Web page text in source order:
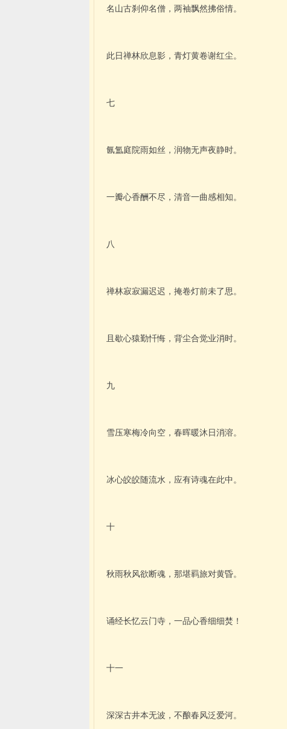
名山古刹仰名僧，两袖飘然拂俗情。
此日禅林欣息影，青灯黄卷谢红尘。
七
氤氲庭院雨如丝，润物无声夜静时。
一瓣心香酬不尽，清音一曲感相知。
八
禅林寂寂漏迟迟，掩卷灯前未了思。
且歇心猿勤忏悔，背尘合觉业消时。
九
雪压寒梅冷向空，春晖暖沐日消溶。
冰心皎皎随流水，应有诗魂在此中。
十
秋雨秋风欲断魂，那堪羁旅对黄昏。
诵经长忆云门寺，一品心香细细焚！
十一
深深古井本无波，不酿春风泛爱河。